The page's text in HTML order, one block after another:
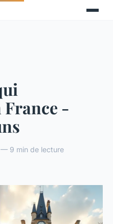
France -
9 min de lecture